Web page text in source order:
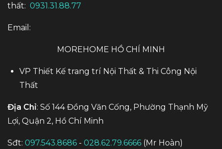
thất: 0931.31.88.77
Email:
MOREHOME HỒ CHÍ MINH
VP Thiết Kế trang trí Nội Thất & Thi Công Nội
Thất
Địa Chỉ: Số 144 Đồng Văn Cống, Phường Thạnh Mỹ
Lợi, Quận 2, Hồ Chí Minh
Sđt: 097.543.8686 - 028.62.79.6666 (Mr Hoàn)